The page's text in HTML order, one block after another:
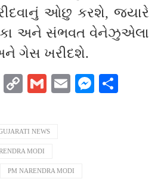
ઓછુ કરશે, જ્યારે
અને સંભવત વેનેઝુએલા
ગેસ ખરીદશે.
LinkedIn
CopyGmailEmail
NEWS
MODI
PM NARENDRA MODI